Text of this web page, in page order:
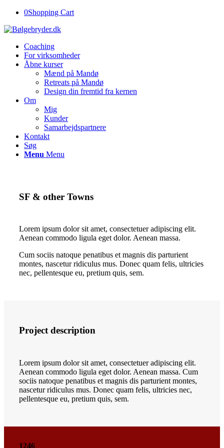
0Shopping Cart
Coaching
For virksomheder
Åbne kurser
Mænd på Mandø
Retreats på Mandø
Design din fremtid fra kernen
Om
Mig
Kunder
Samarbejdspartnere
Kontakt
Søg
Menu Menu
SF & other Towns
Lorem ipsum dolor sit amet, consectetuer adipiscing elit.
Aenean commodo ligula eget dolor. Aenean massa.
Cum sociis natoque penatibus et magnis dis parturient
montes, nascetur ridiculus mus. Donec quam felis, ultricies
nec, pellentesque eu, pretium quis, sem.
Project description
Lorem ipsum dolor sit amet, consectetuer adipiscing elit.
Aenean commodo ligula eget dolor. Aenean massa. Cum
sociis natoque penatibus et magnis dis parturient montes,
nascetur ridiculus mus. Donec quam felis, ultricies nec,
pellentesque eu, pretium quis, sem.
1246